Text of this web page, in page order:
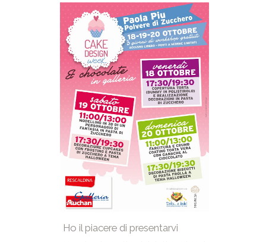
Ho il piacere di presentarvi